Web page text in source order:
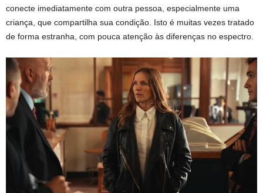
conecte imediatamente com outra pessoa, especialmente uma
criança, que compartilha sua condição. Isto é muitas vezes tratado
de forma estranha, com pouca atenção às diferenças no espectro.